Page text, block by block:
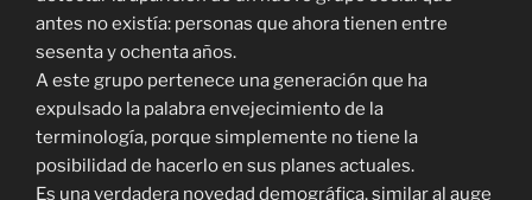
antes no existía: personas que ahora tienen entre
sesenta y ochenta años.
A este grupo pertenece una generación que ha
expulsado la palabra envejecimiento de la
terminología, porque simplemente no tiene la
posibilidad de hacerlo en sus planes actuales.
Es una verdadera novedad demográfica, similar al auge